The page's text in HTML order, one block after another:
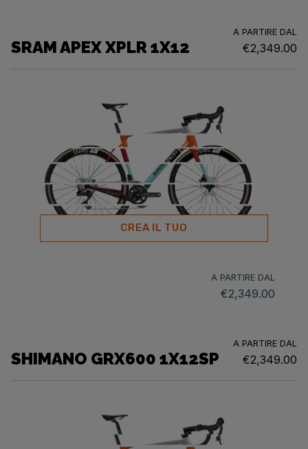
SRAM APEX XPLR 1X12
A PARTIRE DAL
€2,349.00
CREA IL TUO
A PARTIRE DAL
€2,349.00
SHIMANO GRX600 1X12SP
A PARTIRE DAL
€2,349.00